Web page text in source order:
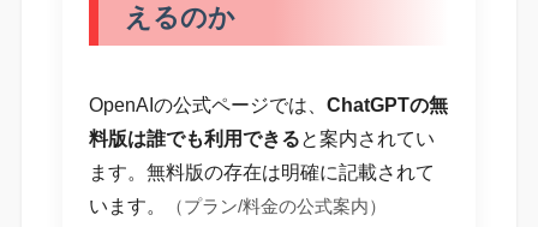
えるのか
OpenAIの公式ページでは、 ChatGPTの無
料版は誰でも利用できると案内されてい
ます。無料版の存在は明確に記載されて
います。
（プラン/料金の公式案内）